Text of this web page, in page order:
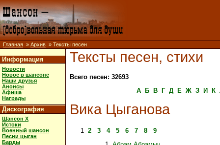
Главная » Архив » Тексты песен
Информация
Новости
Новое в шансоне
Наши друзья
Анонсы
Афиша
Награды
Дискография
Шансон X
Истоки
Военный шансон
Песни цыган
Барды
Тексты песен, стихи
Всего песен: 32693
А
Б В Г Д Е Ж З И К
Вика Цыганова
1 2 3 4 5 6 7 8
9